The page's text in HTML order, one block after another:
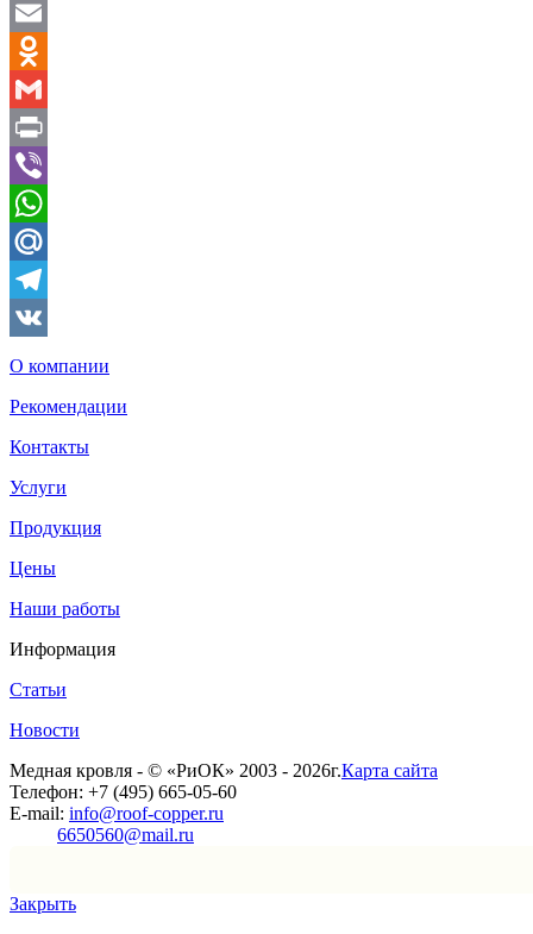
Twitter
Email
Odnoklassniki
Gmail
Print
Viber
WhatsApp
Mail.Ru
Telegram
VK
О компании
Рекомендации
Контакты
Услуги
Продукция
Цены
Наши работы
Информация
Статьи
Новости
Медная кровля - © «РиОК» 2003 - 2026г.Карта сайта
Телефон: +7 (495) 665-05-60
E-mail: info@roof-copper.ru
6650560@mail.ru
Закрыть